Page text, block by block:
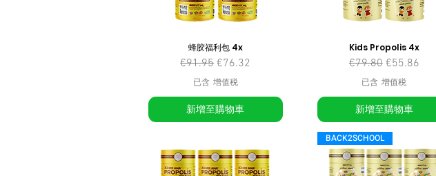
蜂胶福利包 4x
一般價格
€91.95 促銷價格
€76.32
已含 增值税
新增至購物車
Kids Propolis 4x
一般價格
€79.80 促銷價格
€55.86
已含 增值税
新增至購物車
BACK2SCHOOL